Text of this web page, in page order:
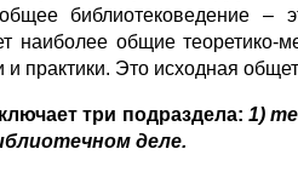
библиотековедение –
наиболее общие
и практики. Это исходная
три подраздела: 1)
деле.